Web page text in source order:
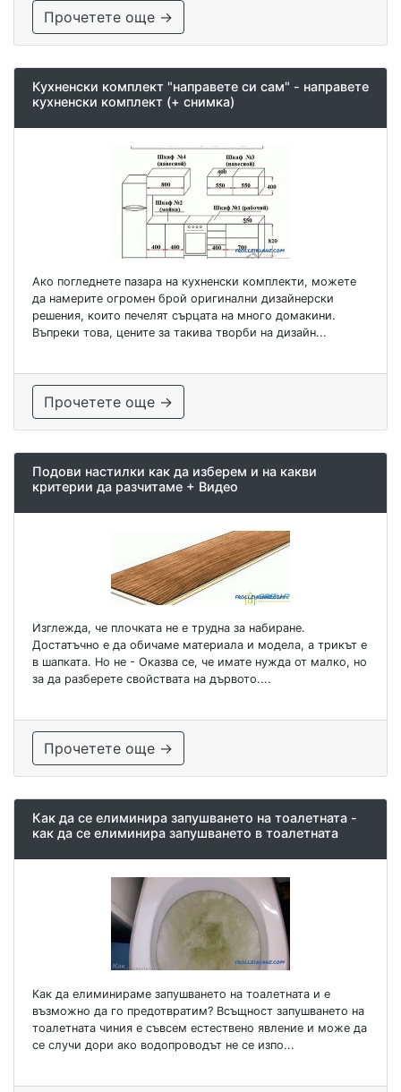
Прочетете още →
Кухненски комплект "направете си сам" - направете
кухненски комплект (+ снимка)
Ако погледнете пазара на кухненски комплекти, можете
да намерите огромен брой оригинални дизайнерски
решения, които печелят сърцата на много домакини.
Въпреки това, цените за такива творби на дизайн...
Прочетете още →
Подови настилки как да изберем и на какви
критерии да разчитаме + Видео
Изглежда, че плочката не е трудна за набиране.
Достатъчно е да обичаме материала и модела, а трикът е
в шапката. Но не - Оказва се, че имате нужда от малко, но
за да разберете свойствата на дървото....
Прочетете още →
Как да се елиминира запушването на тоалетната -
как да се елиминира запушването в тоалетната
Как да елиминираме запушването на тоалетната и е
възможно да го предотвратим? Всъщност запушването на
тоалетната чиния е съвсем естествено явление и може да
се случи дори ако водопроводът не се изпо...